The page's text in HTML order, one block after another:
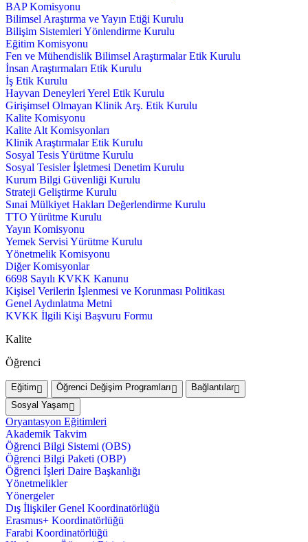
BAP Komisyonu
Bilimsel Araştırma ve Yayın Etiği Kurulu
Bilişim Sistemleri Yönlendirme Kurulu
Eğitim Komisyonu
Fen ve Mühendislik Bilimsel Araştırmalar Etik Kurulu
İnsan Araştırmaları Etik Kurulu
İş Etik Kurulu
Hayvan Deneyleri Yerel Etik Kurulu
Girişimsel Olmayan Klinik Arş. Etik Kurulu
Kalite Komisyonu
Kalite Alt Komisyonları
Klinik Araştırmalar Etik Kurulu
Sosyal Tesis Yürütme Kurulu
Sosyal Tesisler İşletmesi Denetim Kurulu
Kurum Bilgi Güvenliği Kurulu
Strateji Geliştirme Kurulu
Sınai Mülkiyet Hakları Değerlendirme Kurulu
TTO Yürütme Kurulu
Yayın Komisyonu
Yemek Servisi Yürütme Kurulu
Yönetmelik Komisyonu
Diğer Komisyonlar
6698 Sayılı KVKK Kanunu
Kişisel Verilerin İşlenmesi ve Korunması Politikası
Genel Aydınlatma Metni
KVKK İlgili Kişi Başvuru Formu
Kalite
Öğrenci
Eğitim Öğrenci Değişim Programları
Bağlantılar
Sosyal Yaşam
Oryantasyon Eğitimleri
Akademik Takvim
Öğrenci Bilgi Sistemi (OBS)
Öğrenci Bilgi Paketi (OBP)
Öğrenci İşleri Daire Başkanlığı
Yönetmelikler
Yönergeler
Dış İlişkiler Genel Koordinatörlüğü
Erasmus+ Koordinatörlüğü
Farabi Koordinatörlüğü